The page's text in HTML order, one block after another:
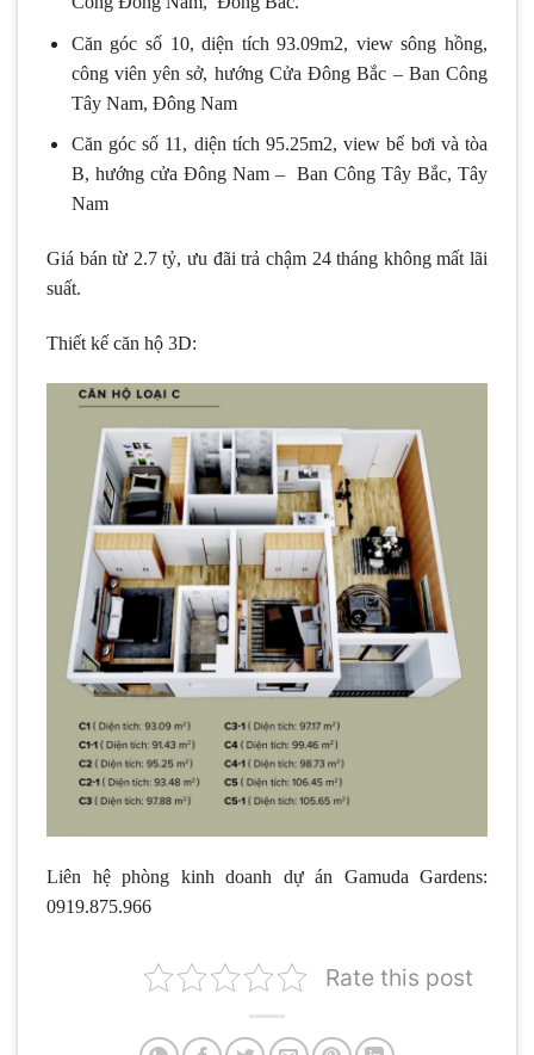
Căn góc số 10, diện tích 93.09m2, view sông hồng,
công viên yên sở, hướng Cửa Đông Bắc – Ban Công
Tây Nam, Đông Nam
Căn góc số 11, diện tích 95.25m2, view bể bơi và tòa
B, hướng cửa Đông Nam – Ban Công Tây Bắc, Tây
Nam
Giá bán từ 2.7 tỷ, ưu đãi trả chậm 24 tháng không mất lãi
suất.
Thiết kế căn hộ 3D:
Liên hệ phòng kinh doanh dự án Gamuda Gardens:
0919.875.966
Rate this post